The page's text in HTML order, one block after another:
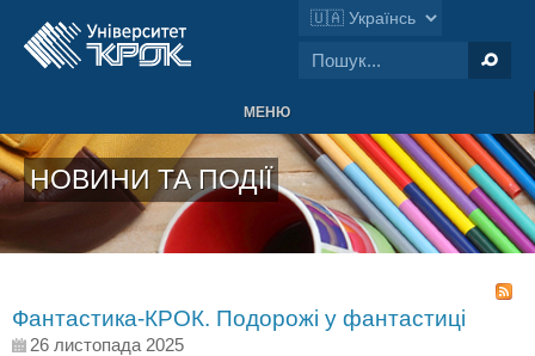
МЕНЮ
НОВИНИ ТА ПОДІЇ
Фантастика-КРОК. Подорожі у фантастиці
26 листопада 2025